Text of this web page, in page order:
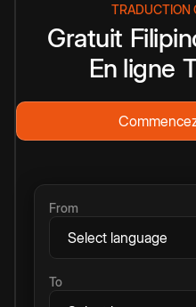
TRADUCTION
Gratuit
En ligne
From
To